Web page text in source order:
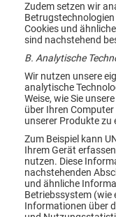
Zudem setzen wir
Betrugstechnologien
Cookies und
sind nachstehend
B. Analytische
Wir nutzen unsere
analytische
Weise, wie Sie
über Ihren
unserer Produkte zu
Zum Beispiel kann
Ihrem Gerät
nutzen. Diese
nachstehenden
und ähnliche
Betriebssystem (wie
Informationen über